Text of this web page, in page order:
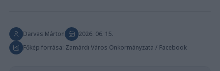
Darvas Márton
2026. 06. 15.
Főkép forrása: Zamárdi Város Önkormányzata / Facebook